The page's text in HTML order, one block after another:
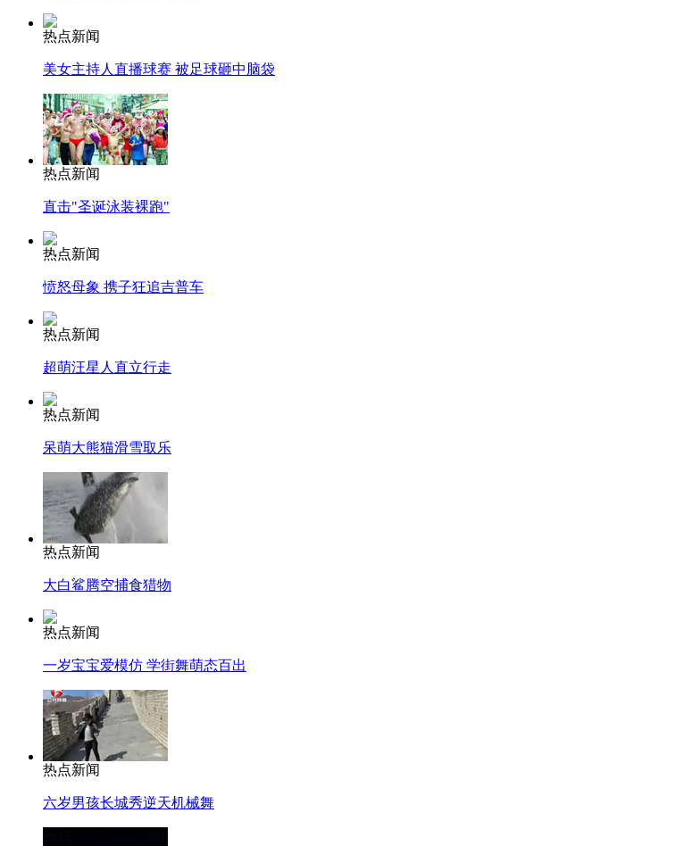
司机酒驾遇交警 急速倒车逃窜
热点新闻
美女主持人直播球赛 被足球砸中脑袋
热点新闻
直击"圣诞泳装裸跑"
热点新闻
愤怒母象 携子狂追吉普车
热点新闻
超萌汪星人直立行走
热点新闻
呆萌大熊猫滑雪取乐
热点新闻
大白鲨腾空捕食猎物
热点新闻
一岁宝宝爱模仿 学街舞萌态百出
热点新闻
六岁男孩长城秀逆天机械舞